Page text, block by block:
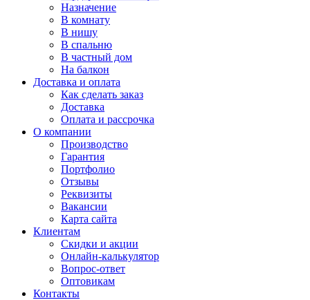
Назначение
В комнату
В нишу
В спальню
В частный дом
На балкон
Доставка и оплата
Как сделать заказ
Доставка
Оплата и рассрочка
О компании
Производство
Гарантия
Портфолио
Отзывы
Реквизиты
Вакансии
Карта сайта
Клиентам
Скидки и акции
Онлайн-калькулятор
Вопрос-ответ
Оптовикам
Контакты